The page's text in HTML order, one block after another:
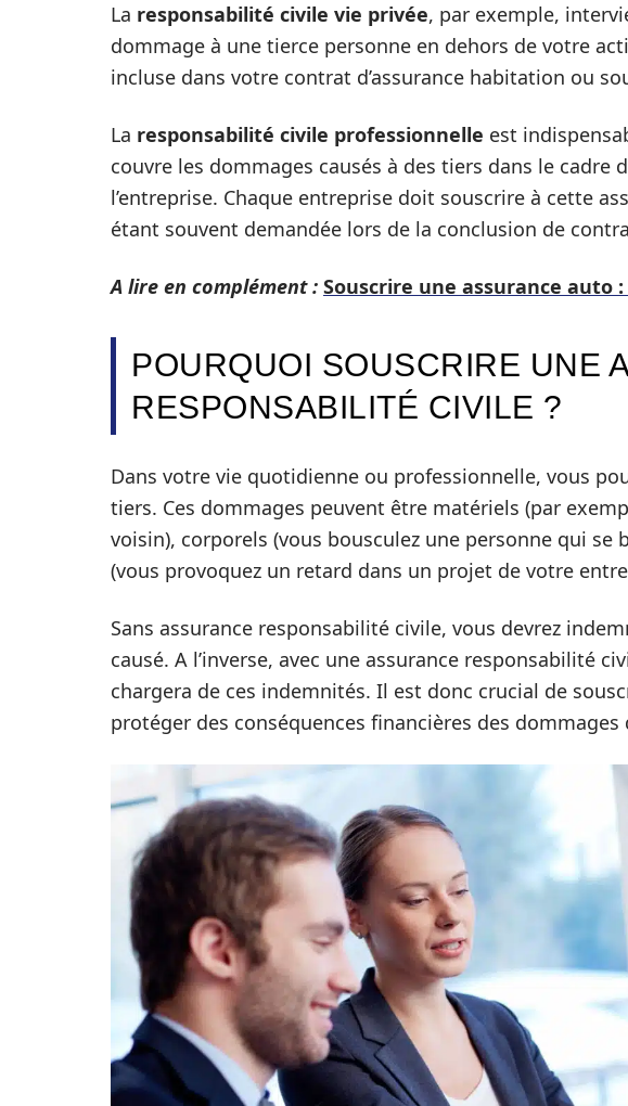
La responsabilité civile vie privée, par exemple,
dommage à une tierce personne en dehors de votre
incluse dans votre contrat d’assurance habitation ou
La responsabilité civile professionnelle est
couvre les dommages causés à des tiers dans le cadre
l’entreprise. Chaque entreprise doit souscrire à cette
étant souvent demandée lors de la conclusion de
A lire en complément : Souscrire une assurance auto
POURQUOI SOUSCRIRE UNE
RESPONSABILITÉ CIVILE ?
Dans votre vie quotidienne ou professionnelle, vous
tiers. Ces dommages peuvent être matériels (par
voisin), corporels (vous bousculez une personne qui
(vous provoquez un retard dans un projet de votre
Sans assurance responsabilité civile, vous devrez
causé. A l’inverse, avec une assurance responsabilité
chargera de ces indemnités. Il est donc crucial de
protéger des conséquences financières des dommages